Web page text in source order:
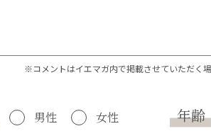
※コメントはイエマガ内で掲載させていただく場
男性 女性
年齢